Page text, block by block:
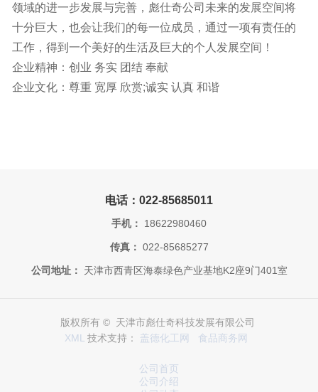
领域的进一步发展与完善，彪仕奇公司未来的发展空间将
十分巨大，也会让我们的每一位成员，通过一项有责任的
工作，得到一个美好的生活及巨大的个人发展空间！
企业精神：创业 务实 团结 奉献
企业文化：尊重 宽厚 欣赏;诚实 认真 和谐
电话：022-85685011
手机： 18622980460
传真： 022-85685277
公司地址： 天津市西青区海泰绿色产业基地K2座9门401室
版权所有 © 天津市彪仕奇科技发展有限公司
XML
技术支持： 盖德化工网 食品商务网
公司首页
公司介绍